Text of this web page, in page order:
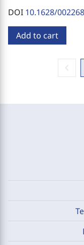
DOI 10.1628/
Add to cart